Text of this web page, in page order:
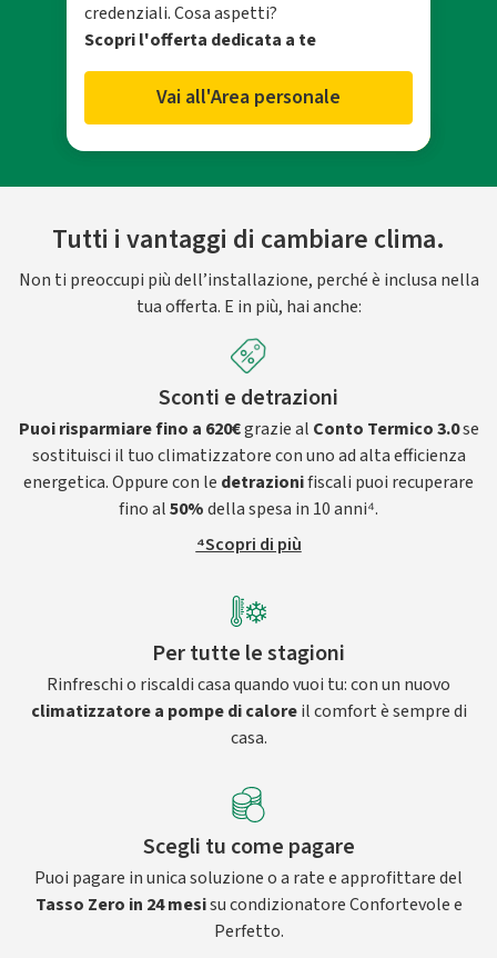
credenziali. Cosa aspetti?
Scopri l'offerta dedicata a te
Vai all'Area personale
Tutti i vantaggi di cambiare clima.
Non ti preoccupi più dell’installazione, perché è inclusa nella
tua offerta. E in più, hai anche:
Sconti e detrazioni
Puoi risparmiare fino a 620€grazie al Conto Termico 3.0se
sostituisci il tuo climatizzatore con uno ad alta efficienza
energetica. Oppure con le detrazionifiscali puoi recuperare
fino al50%della spesa in 10 anni⁴.
⁴Scopri di più
Per tutte le stagioni
Rinfreschi o riscaldi casa quando vuoi tu: con un nuovo
climatizzatore a pompe di caloreil comfort è sempre di
casa.
Scegli tu come pagare
Puoi pagare in unica soluzione o a rate e approfittare del
Tasso Zero in 24 mesisu condizionatore Confortevole e
Perfetto.